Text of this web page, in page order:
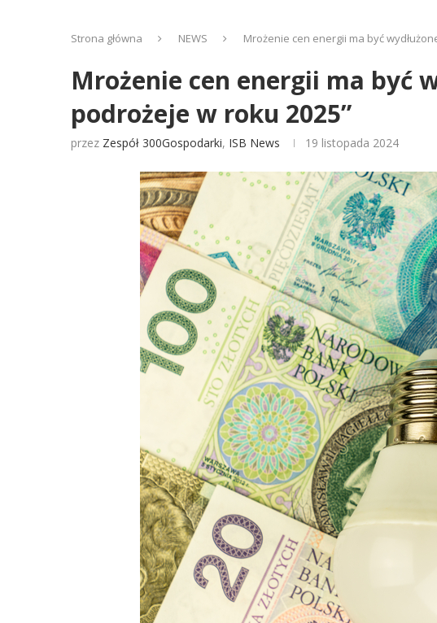
Strona główna NEWS Mrożenie cen energii ma być
Mrożenie cen energii ma być
podrożeje w roku 2025”
przez Zespół 300Gospodarki, ISB News 19 listopada 2024